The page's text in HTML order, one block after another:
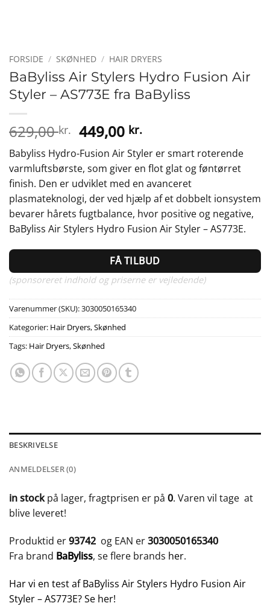
FORSIDE / SKØNHED / HAIR DRYERS
BaByliss Air Stylers Hydro Fusion Air
Styler – AS773E fra BaByliss
629,00kr. Den
oprindelige
pris
var:
629,00 kr..
449,00 kr.Den
aktuelle
pris
er:
449,00 kr..
Babyliss Hydro-Fusion Air Styler er smart roterende
varmluftsbørste, som giver en flot glat og føntørret
finish. Den er udviklet med en avanceret
plasmateknologi, der ved hjælp af et dobbelt ionsystem
bevarer hårets fugtbalance, hvor positive og negative,
BaByliss Air Stylers Hydro Fusion Air Styler – AS773E.
FÅ TILBUD
(sponsoreret indhold og priserne er vejledende)
Varenummer (SKU):3030050165340
Kategorier: Hair Dryers,Skønhed
Tags: Hair Dryers,Skønhed
BESKRIVELSE
ANMELDELSER (0)
in stockpå lager, fragtprisen er på 0. Varen vil tage at
blive leveret!
Produktid er93742 og EAN er3030050165340
Fra brand BaByliss, se flere brands her.
Har vi en test af BaByliss Air Stylers Hydro Fusion Air
Styler – AS773E? Se her!